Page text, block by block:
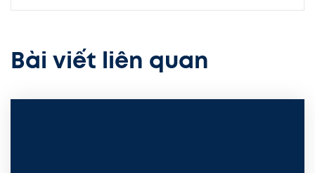
Bài viết liên quan